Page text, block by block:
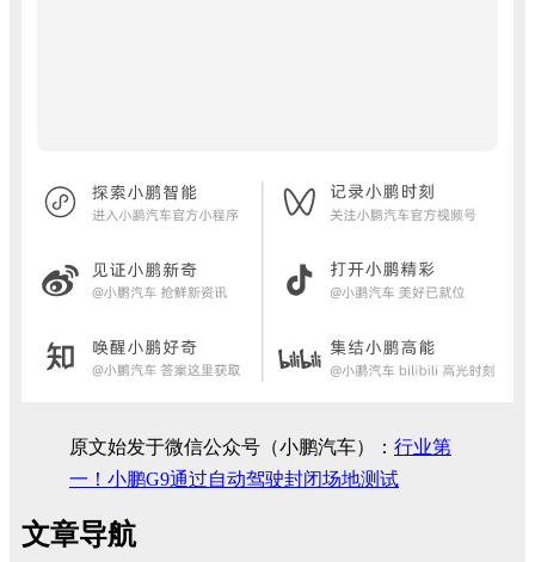
原文始发于微信公众号（小鹏汽车）： 行业第
一！小鹏G9通过自动驾驶封闭场地测试
文章导航